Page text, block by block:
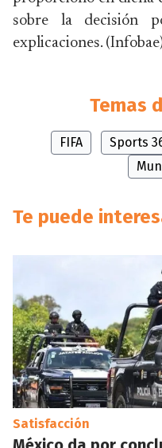
sobre la decisión
explicaciones.
Temas
FIFA Sports
Te puede
Satisfacción